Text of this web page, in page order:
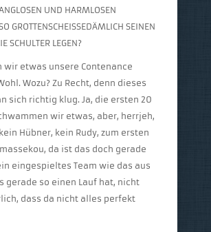
UND HARMLOSEN
GROTTENSCHEISSEDÄMLICH SEINEN
SCHULTER LEGEN?
wir etwas unsere Contenance
Wozu? Zu Recht, denn dieses
sich richtig klug. Ja, die ersten 20
wir etwas, aber, herrjeh,
Hübner, kein Rudy, zum ersten
da ist das doch gerade
eingespieltes Team wie das aus
gerade so einen Lauf hat, nicht
dass da nicht alles perfekt